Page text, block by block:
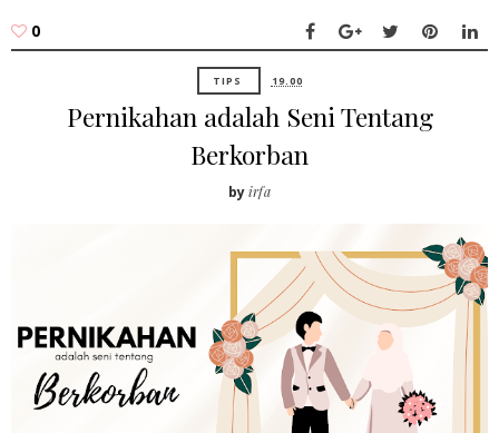
0
TIPS 19.00
Pernikahan adalah Seni Tentang
Berkorban
byirfa